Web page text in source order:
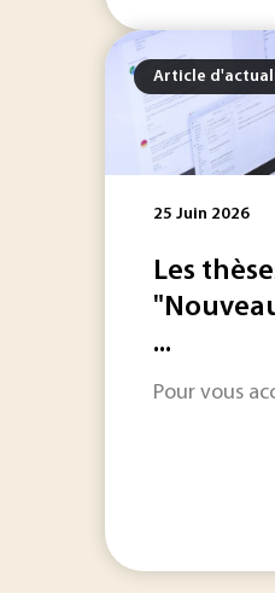
Article
25 Juin 2026
Les
...
Pour vous